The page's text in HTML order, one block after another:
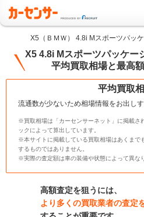
X5（ＢＭＷ） 4.8i Mスポーツパッ
X5 4.8i Mスポーツパッケー
平均買取相場と最高
平均買取
流通数が少ないため相場情報をお出し
※買取相場は「カーセンサーネット」に掲載さ
ックによって算出しています。
※本サイトに掲載している買取相場はあくまで
するものではありません。
※実際の査定額は車の装備や状態によって異な
高額査定を狙うには、
より多くの買取業者の査定